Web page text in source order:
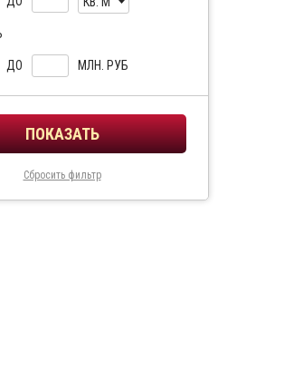
ДО МЛН. РУБ
Сбросить фильтр